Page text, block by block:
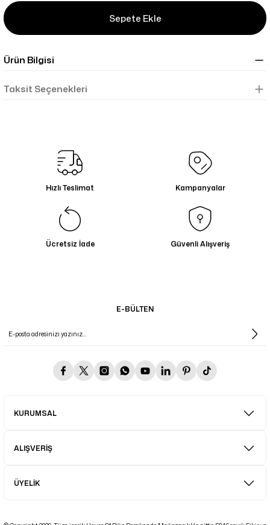
Sepete Ekle
Ürün Bilgisi
Taksit Seçenekleri
Hızlı Teslimat Kampanyalar
Ücretsiz İade Güvenli Alışveriş
E-BÜLTEN
KURUMSAL
ALIŞVERİŞ
ÜYELİK